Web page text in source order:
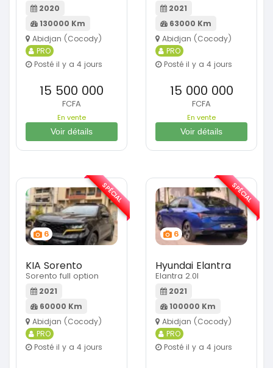
2020
130000 Km
Abidjan (Cocody)
PRO
Posté il y a 4 jours
15 500 000
FCFA
En vente
Voir détails
2021
63000 Km
Abidjan (Cocody)
PRO
Posté il y a 4 jours
15 000 000
FCFA
En vente
Voir détails
6
KIA Sorento
Sorento full option
2021
60000 Km
Abidjan (Cocody)
PRO
Posté il y a 4 jours
SPÉCIAL
6
Hyundai Elantra
Elantra 2.0l
2021
100000 Km
Abidjan (Cocody)
PRO
Posté il y a 4 jours
SPÉCIAL